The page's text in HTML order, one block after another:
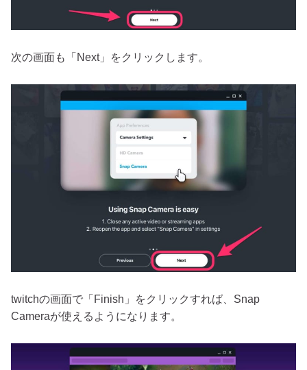
次の画面も「Next」をクリックします。
twitchの画面で「Finish」をクリックすれば、Snap
Cameraが使えるようになります。